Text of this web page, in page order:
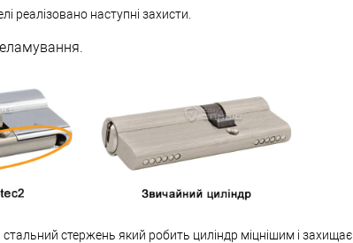
реалізовано наступні захисти.
стержень який робить циліндр міцнішим і